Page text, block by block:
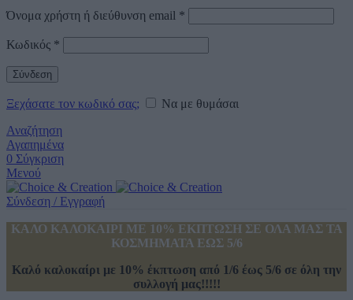
Όνομα χρήστη ή διεύθυνση email *
Κωδικός *
Σύνδεση
Ξεχάσατε τον κωδικό σας;
Να με θυμάσαι
Αναζήτηση
Αγαπημένα
0 Σύγκριση
Μενού
Σύνδεση / Εγγραφή
ΚΑΛΟ ΚΑΛΟΚΑΙΡΙ ΜΕ 10% ΕΚΠΤΩΣΗ ΣΕ ΟΛΑ ΜΑΣ ΤΑ
ΚΟΣΜΗΜΑΤΑ ΕΩΣ 5/6
Καλό καλοκαίρι με 10% έκπτωση από 1/6 έως 5/6 σε όλη την
συλλογή μας!!!!!